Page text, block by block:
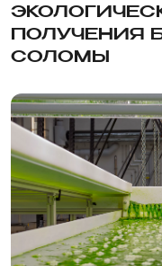
ПОЛУЧЕНИЯ
СОЛОМЫ